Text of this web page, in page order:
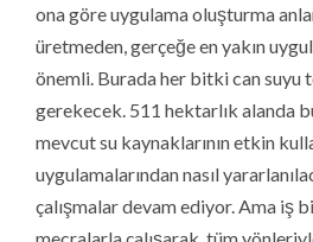
ona göre uygulama oluşturma
üretmeden, gerçeğe en yakın
önemli. Burada her bitki can suyu
gerekecek. 511 hektarlık alanda
mevcut su kaynaklarının etkin
uygulamalarından nasıl
çalışmalar devam ediyor. Ama iş
mecralarla çalışarak, tüm